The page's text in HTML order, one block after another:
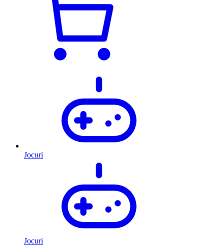
Jocuri
Jocuri